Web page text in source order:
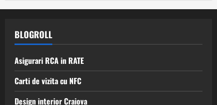
BLOGROLL
Asigurari RCA in RATE
Carti de vizita cu NFC
Design interior Craiova